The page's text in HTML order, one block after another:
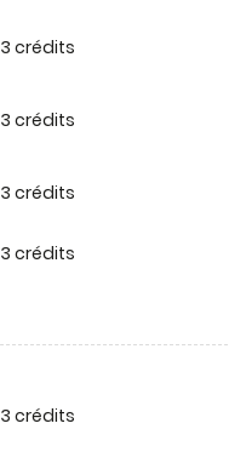
3 crédits
3 crédits
3 crédits
3 crédits
3 crédits